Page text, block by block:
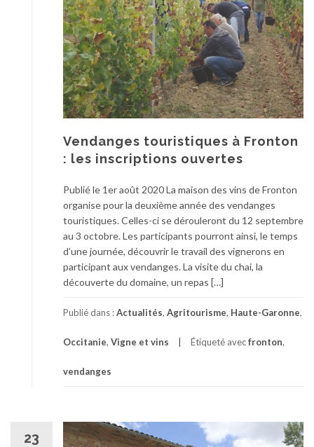
Vendanges touristiques à Fronton
: les inscriptions ouvertes
Publié le 1er août 2020 La maison des vins de Fronton
organise pour la deuxième année des vendanges
touristiques. Celles-ci se dérouleront du 12 septembre
au 3 octobre. Les participants pourront ainsi, le temps
d’une journée, découvrir le travail des vignerons en
participant aux vendanges. La visite du chai, la
découverte du domaine, un repas […]
Publié dans :Actualités, Agritourisme, Haute-Garonne,
Occitanie, Vigne et vins Étiqueté avecfronton,
vendanges
23